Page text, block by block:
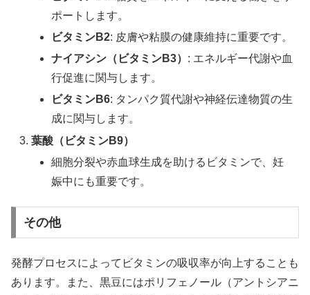
ポートします。
ビタミンB2: 皮膚や粘膜の健康維持に重要です。
ナイアシン（ビタミンB3） : エネルギー代謝や血
行促進に関与します。
ビタミンB6: タンパク質代謝や神経伝達物質の生
成に関与します。
葉酸（ビタミンB9）
細胞分裂や赤血球生成を助けるビタミンで、妊
娠中にも重要です。
その他
発酵プロセスによってビタミンの吸収率が向上することも
あります。また、黒豆にはポリフェノール（アントシアニ